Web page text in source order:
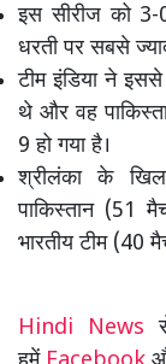
इस सीरीज को 3-
धरती पर सबसे
टीम इंडिया ने
थे और वह
9 हो गया है।
श्रीलंका के
पाकिस्तान (51
भारतीय टीम (40
Hindi News